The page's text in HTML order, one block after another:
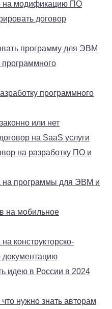
на модификацию ПО
договор
программу для ЭВМ
программного
или нет
на SaaS услуги
на разработку ПО и
на программы для ЭВМ и
на мобильное
конструкторско-
документацию
идею в России в 2024
нужно знать авторам